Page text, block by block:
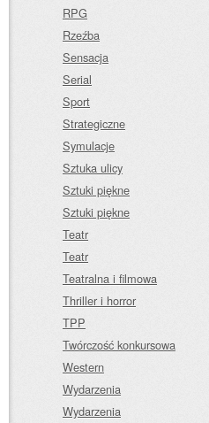
RPG
Rzeźba
Sensacja
Serial
Sport
Strategiczne
Symulacje
Sztuka ulicy
Sztuki piękne
Sztuki piękne
Teatr
Teatr
Teatralna i filmowa
Thriller i horror
TPP
Twórczość konkursowa
Western
Wydarzenia
Wydarzenia